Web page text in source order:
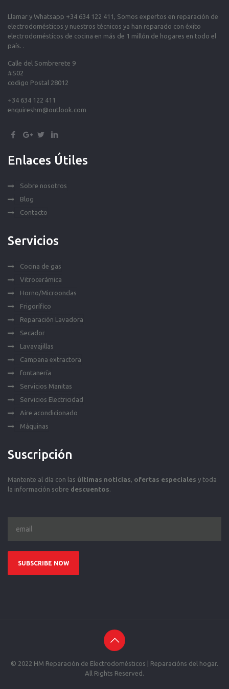
Llamar y Whatsapp +34 634 122 411, Somos expertos en reparación de
electrodomésticos y nuestros técnicos ya han reparado con éxito
electrodomésticos de cocina en más de 1 millón de hogares en todo el
país. .
Calle del Sombrerete 9
#S02
codigo Postal 28012
+34 634 122 411
enquireshm@outlook.com
Enlaces Útiles
Sobre nosotros
Blog
Contacto
Servicios
Cocina de gas
Vitrocerámica
Horno/Microondas
Frigorífico
Reparación Lavadora
Secador
Lavavajillas
Campana extractora
fontanería
Servicios Manitas
Servicios Electricidad
Aire acondicionado
Máquinas
Suscripción
Mantente al día con las últimas noticias, ofertas especiales y toda
la información sobre descuentos.
© 2022 HM Reparación de Electrodomésticos | Reparacións del hogar.
All Rights Reserved.